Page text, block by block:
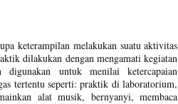
keterampilan melakukan suatu aktivitas
dilakukan dengan mengamati kegiatan
digunakan untuk menilai ketercapaian
tertentu seperti: praktik di laboratorium,
alat musik, bernyanyi, membaca